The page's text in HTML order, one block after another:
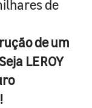
de
de um
LEROY